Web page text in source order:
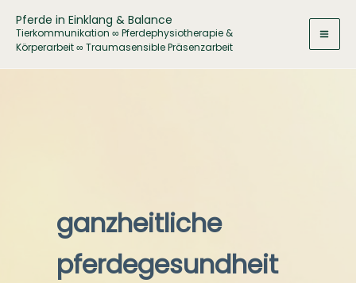
Zum
Inhalt
springen
Pferde in Einklang & Balance
Tierkommunikation ∞ Pferdephysiotherapie &
Körperarbeit ∞ Traumasensible Präsenzarbeit
ganzheitliche
pferdegesundheit